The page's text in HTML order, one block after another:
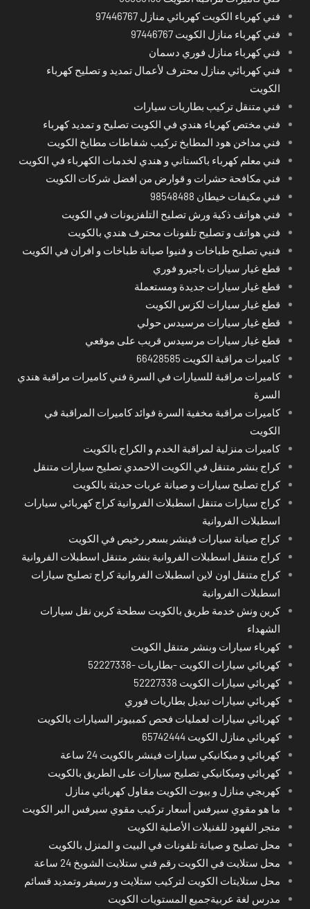
فني كهرباء الكويت كهربائي منازل 97446767
فني كهرباء منازل الكويت 97446767
فني كهرباء منازل فوري دسمان
فني كهربائي منازل محترف لأعمال تمديد و تصليح كهرباء
الكويت
فني متنقل تركيب بطاريات سيارات
فني مختص كهرباء هندي في الكويت تصليح و تمديد كهرباء
فني مداخن هود المطابخ تركيب شفاطات مطابخ الكويت
فني معلم كهرباء باكستاني و هندي لخدمات الكهرباء في الكويت
فني مكافحة حشرات و قوارض من افضل شركات الكويت
فني مكيفات خيطان 98548488
فني هواتف ذكية ورش تصليح التلفزيونات في الكويت
فني هواتف و تصليح تلفونات محترف هندي بالكويت
فنيي تصليح طباخات و فنيوا صيانة طباخات و افران في الكويت
قطع غيار سيارات باجيرو فوري
قطع غيار سيارات جديدة ومستعملة
قطع غيار سيارات لكزس الكويت
قطع غيار سيارات مرسيدس حولي
قطع غيار سيارات مرسيدس قريب على موقعي
كاميرات مراقبة الكويت 66428585
كاميرات مراقبة للسيارات في السرة فني كاميرات مراقبة هندي
السرة
كاميرات مراقبة مخفية السرة فوائد كاميرات المراقبة في
الكويت
كاميرات منزلية لمراقبة الخدم و الكراج بالكويت
كراج بنشر متنقل في الكويت الاحمدي تصليح سيارات متنقل
كراج تصليح سيارات و صيانة عربات حديثة بالكويت
كراج سيارات متنقل اسطبلات الفروانية كراج كهربائي سيارات
اسطبلات الفروانية
كراج صيانة سيارات فينشر بسعر رخيص في الكويت
كراج متنقل اسطبلات الفروانية بنشر متنقل اسطبلات الفروانية
كراج متنقل اون لاين اسطبلات الفروانية كراج تصليح سيارات
اسطبلات الفروانية
كرين ونش خدمة طريق بالكويت سطحة كرين نقل سيارات
الشهداء
كهرباء سيارات وبنشر متنقل الكويت
كهربائي سيارات الكويت -بطاريات -52227338
كهربائي سيارات الكويت 52227338
كهربائي سيارات تبديل بطاريات فوري
كهربائي سيارات لعمليات فحص كمبيوتر السيارات بالكويت
كهربائي منازل الكويت 65742444
كهربائي و ميكانيكي سيارات فينشر بالكويت 24 ساعة
كهربائي وميكانيكي تصليح سيارات على الطريق بالكويت
كهربجي منازل و بيوت الكويت مقاول كهربائي منازل
ما هو مقوي سيرفس أسعار تركيب مقوي سيرفس البر الكويت
متجر الفهود للفنيلات الأصلية الكويت
محل تصليح و صيانة تلفونات في البيت و المنزل بالكويت
محل ستلايت في الكويت رقم فني ستلايت الشويخ 24 ساعة
محل ستلايتات الكويت لتركيب ستلايت و رسيفر وتمديد قسائم
مدرس لغة عربيةجميع المستويات الكويت